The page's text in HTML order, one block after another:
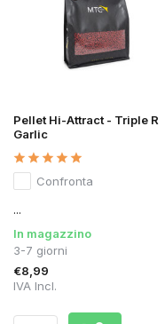
Pellet Hi-Attract - Triple R
Garlic
Confronta
...
In magazzino
3-7 giorni
€8,99
IVA Incl.